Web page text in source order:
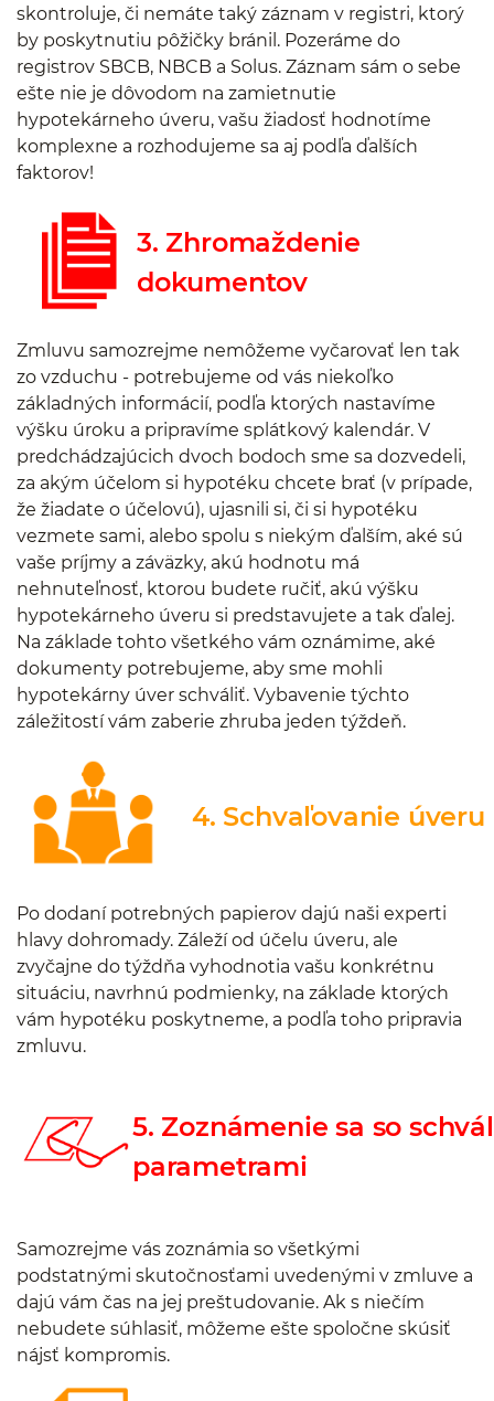
skontroluje, či nemáte taký záznam v registri, ktorý
by poskytnutiu pôžičky bránil. Pozeráme do
registrov SBCB, NBCB a Solus. Záznam sám o sebe
ešte nie je dôvodom na zamietnutie
hypotekárneho úveru, vašu žiadosť hodnotíme
komplexne a rozhodujeme sa aj podľa ďalších
faktorov!
3. Zhromaždenie
dokumentov
Zmluvu samozrejme nemôžeme vyčarovať len tak
zo vzduchu - potrebujeme od vás niekoľko
základných informácií, podľa ktorých nastavíme
výšku úroku a pripravíme splátkový kalendár. V
predchádzajúcich dvoch bodoch sme sa dozvedeli,
za akým účelom si hypotéku chcete brať (v prípade,
že žiadate o účelovú), ujasnili si, či si hypotéku
vezmete sami, alebo spolu s niekým ďalším, aké sú
vaše príjmy a záväzky, akú hodnotu má
nehnuteľnosť, ktorou budete ručiť, akú výšku
hypotekárneho úveru si predstavujete a tak ďalej.
Na základe tohto všetkého vám oznámime, aké
dokumenty potrebujeme, aby sme mohli
hypotekárny úver schváliť. Vybavenie týchto
záležitostí vám zaberie zhruba jeden týždeň.
4. Schvaľovanie úveru
Po dodaní potrebných papierov dajú naši experti
hlavy dohromady. Záleží od účelu úveru, ale
zvyčajne do týždňa vyhodnotia vašu konkrétnu
situáciu, navrhnú podmienky, na základe ktorých
vám hypotéku poskytneme, a podľa toho pripravia
zmluvu.
5. Zoznámenie sa so
parametrami
Samozrejme vás zoznámia so všetkými
podstatnými skutočnosťami uvedenými v zmluve a
dajú vám čas na jej preštudovanie. Ak s niečím
nebudete súhlasiť, môžeme ešte spoločne skúsiť
nájsť kompromis.